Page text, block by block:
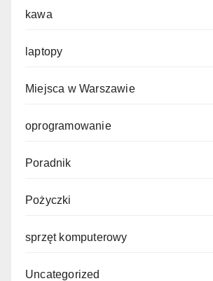
kawa
laptopy
Miejsca w Warszawie
oprogramowanie
Poradnik
Pożyczki
sprzęt komputerowy
Uncategorized